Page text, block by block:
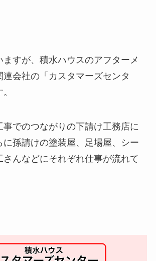
ますが、積水ハウスのアフターメ
連会社の「カスタマーズセンタ
事でのつながりの下請け工務店に
に孫請けの塗装屋、足場屋、シー
さんなどにそれぞれ仕事が流れて